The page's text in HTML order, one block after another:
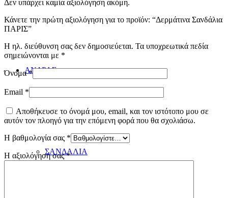
ΑΝΔΡΑΣ
ΣΑΝΔΑΛΙΑ
Δεν υπάρχει καμία αξιολόγηση ακόμη.
Κάνετε την πρώτη αξιολόγηση για το προϊόν: “Δερμάτινα Σανδάλια
ΠΑΡΙΣ”
Η ηλ. διεύθυνση σας δεν δημοσιεύεται. Τα υποχρεωτικά πεδία
σημειώνονται με *
Όνομα*
Email *
Αποθήκευσε το όνομά μου, email, και τον ιστότοπο μου σε
αυτόν τον πλοηγό για την επόμενη φορά που θα σχολιάσω.
Η βαθμολογία σας *
Η αξιολόγησή σας*